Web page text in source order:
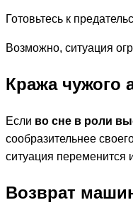
Готовьтесь к
Возможно, ситуация
Кража чужого
Если во сне в роли
сообразительнее
ситуация переменится
Возврат